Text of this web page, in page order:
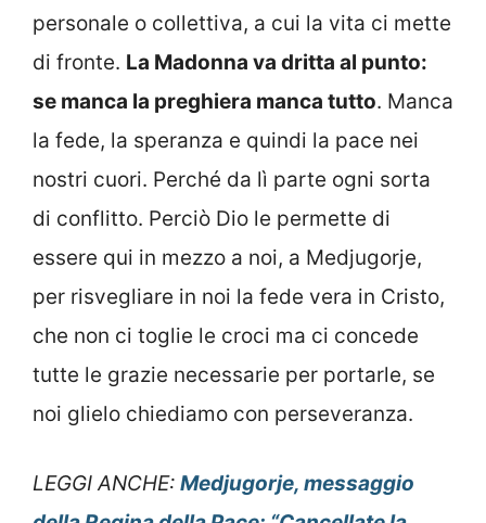
personale o collettiva, a cui la vita ci mette
di fronte. La Madonna va dritta al punto:
se manca la preghiera manca tutto. Manca
la fede, la speranza e quindi la pace nei
nostri cuori. Perché da lì parte ogni sorta
di conflitto. Perciò Dio le permette di
essere qui in mezzo a noi, a Medjugorje,
per risvegliare in noi la fede vera in Cristo,
che non ci toglie le croci ma ci concede
tutte le grazie necessarie per portarle, se
noi glielo chiediamo con perseveranza.
LEGGI ANCHE: Medjugorje, messaggio